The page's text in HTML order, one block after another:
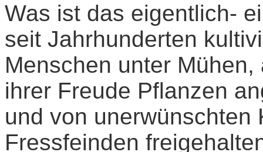
Was ist das eigentlich-
seit Jahrhunderten
Menschen unter
ihrer Freude Pflanzen
und von unerwünschten
Fressfeinden